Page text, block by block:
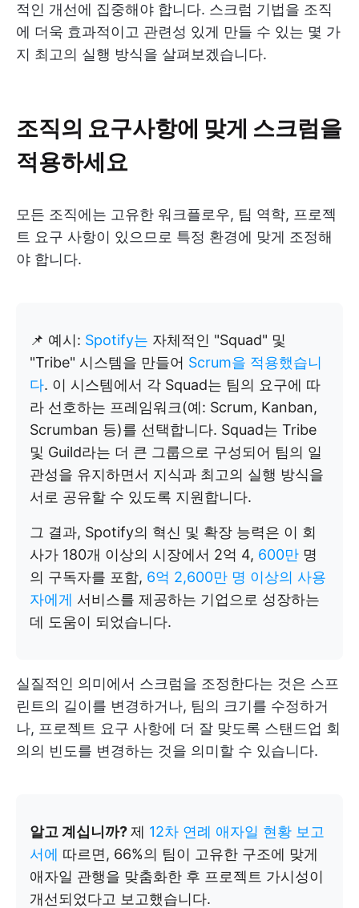
적인 개선에 집중해야 합니다. 스크럼 기법을 조직
에 더욱 효과적이고 관련성 있게 만들 수 있는 몇 가
지 최고의 실행 방식을 살펴보겠습니다.
조직의 요구사항에 맞게 스크럼을
적용하세요
모든 조직에는 고유한 워크플로우, 팀 역학, 프로젝
트 요구 사항이 있으므로 특정 환경에 맞게 조정해
야 합니다.
📌 예시: Spotify는 자체적인 "Squad" 및
"Tribe" 시스템을 만들어 Scrum을 적용했습니
다. 이 시스템에서 각 Squad는 팀의 요구에 따
라 선호하는 프레임워크(예: Scrum, Kanban,
Scrumban 등)를 선택합니다. Squad는 Tribe
및 Guild라는 더 큰 그룹으로 구성되어 팀의 일
관성을 유지하면서 지식과 최고의 실행 방식을
서로 공유할 수 있도록 지원합니다.
그 결과, Spotify의 혁신 및 확장 능력은 이 회
사가 180개 이상의 시장에서 2억 4, 600만 명
의 구독자를 포함, 6억 2,600만 명 이상의 사용
자에게 서비스를 제공하는 기업으로 성장하는
데 도움이 되었습니다.
실질적인 의미에서 스크럼을 조정한다는 것은 스프
린트의 길이를 변경하거나, 팀의 크기를 수정하거
나, 프로젝트 요구 사항에 더 잘 맞도록 스탠드업 회
의의 빈도를 변경하는 것을 의미할 수 있습니다.
알고 계십니까?제 12차 연례 애자일 현황 보고
서에 따르면, 66%의 팀이 고유한 구조에 맞게
애자일 관행을 맞춤화한 후 프로젝트 가시성이
개선되었다고 보고했습니다.